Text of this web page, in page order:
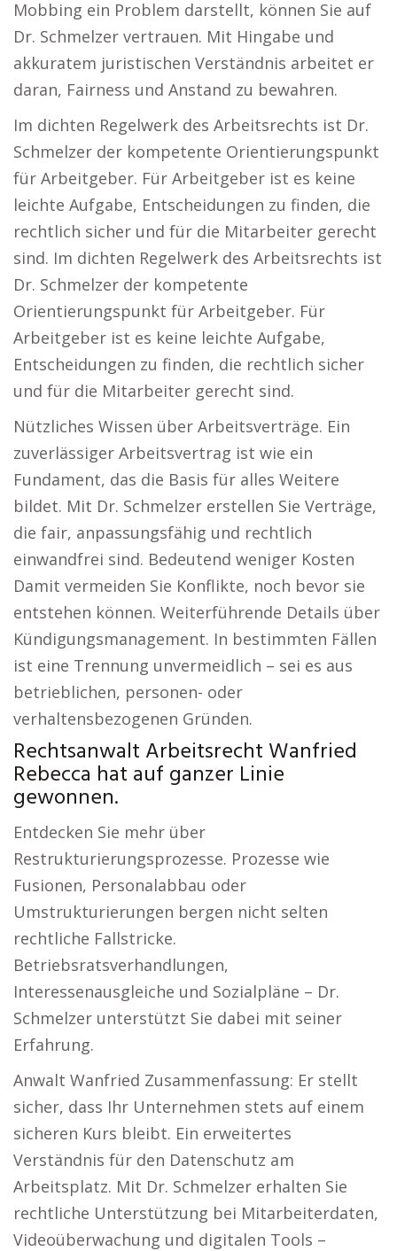
Mobbing ein Problem darstellt, können Sie auf
Dr. Schmelzer vertrauen. Mit Hingabe und
akkuratem juristischen Verständnis arbeitet er
daran, Fairness und Anstand zu bewahren.
Im dichten Regelwerk des Arbeitsrechts ist Dr.
Schmelzer der kompetente Orientierungspunkt
für Arbeitgeber. Für Arbeitgeber ist es keine
leichte Aufgabe, Entscheidungen zu finden, die
rechtlich sicher und für die Mitarbeiter gerecht
sind. Im dichten Regelwerk des Arbeitsrechts ist
Dr. Schmelzer der kompetente
Orientierungspunkt für Arbeitgeber. Für
Arbeitgeber ist es keine leichte Aufgabe,
Entscheidungen zu finden, die rechtlich sicher
und für die Mitarbeiter gerecht sind.
Nützliches Wissen über Arbeitsverträge. Ein
zuverlässiger Arbeitsvertrag ist wie ein
Fundament, das die Basis für alles Weitere
bildet. Mit Dr. Schmelzer erstellen Sie Verträge,
die fair, anpassungsfähig und rechtlich
einwandfrei sind. Bedeutend weniger Kosten
Damit vermeiden Sie Konflikte, noch bevor sie
entstehen können. Weiterführende Details über
Kündigungsmanagement. In bestimmten Fällen
ist eine Trennung unvermeidlich – sei es aus
betrieblichen, personen- oder
verhaltensbezogenen Gründen.
Rechtsanwalt Arbeitsrecht Wanfried
Rebecca hat auf ganzer Linie
gewonnen.
Entdecken Sie mehr über
Restrukturierungsprozesse. Prozesse wie
Fusionen, Personalabbau oder
Umstrukturierungen bergen nicht selten
rechtliche Fallstricke.
Betriebsratsverhandlungen,
Interessenausgleiche und Sozialpläne – Dr.
Schmelzer unterstützt Sie dabei mit seiner
Erfahrung.
Anwalt Wanfried Zusammenfassung: Er stellt
sicher, dass Ihr Unternehmen stets auf einem
sicheren Kurs bleibt. Ein erweitertes
Verständnis für den Datenschutz am
Arbeitsplatz. Mit Dr. Schmelzer erhalten Sie
rechtliche Unterstützung bei Mitarbeiterdaten,
Videoüberwachung und digitalen Tools –